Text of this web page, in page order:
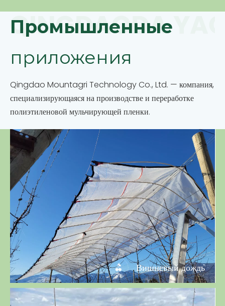
Промышленные
приложения
Qingdao Mountagri Technology Co., Ltd. — компания,
специализирующаяся на производстве и переработке
полиэтиленовой мульчирующей пленки.
Вишневый дождь